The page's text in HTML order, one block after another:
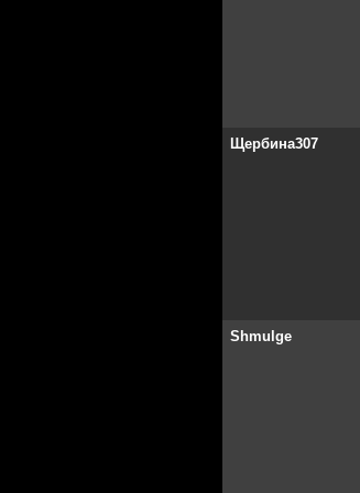
Щербина307
Shmulge